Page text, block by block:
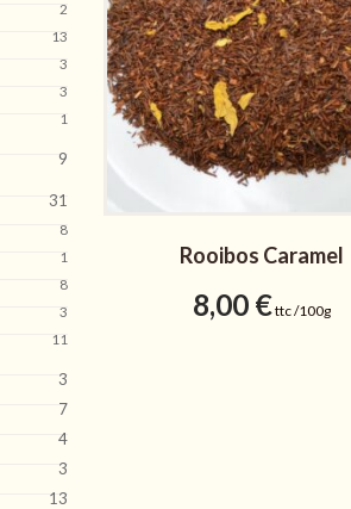
2
13
3
3
1
9
31
8
1
8
3
11
3
7
4
3
13
Rooibos Caramel
8,00 €ttc /100g